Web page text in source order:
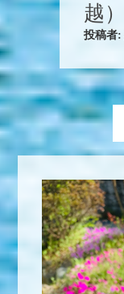
越）
投稿者: